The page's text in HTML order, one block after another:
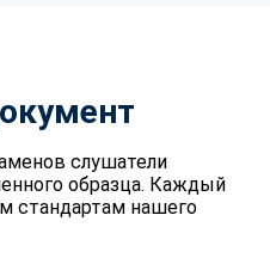
слушатели
образца. Каждый
стандартам нашего